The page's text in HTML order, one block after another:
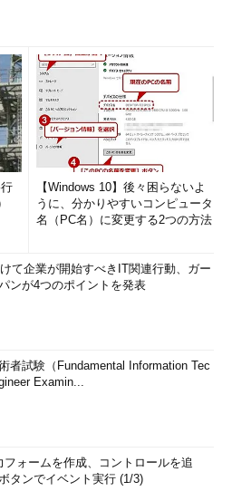
【Windows 10】後々困らないよ
うに、分かりやすいコンピュータ
名（PC名）に変更する2つの方法
て企業が開始すべきIT関連行動、ガー
ンが4つのポイントを発表
者試験（Fundamental Information Tec
Examin...
フォームを作成、コントロールを追
タンでイベント実行 (1/3)